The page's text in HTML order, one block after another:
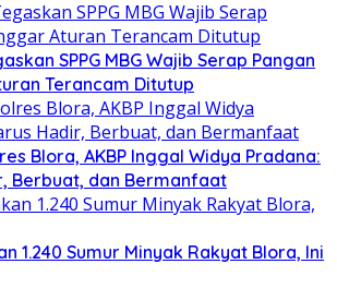
SPPG MBG Wajib Serap Pangan
Terancam Ditutup
Blora, AKBP Inggal Widya Pradana:
Berbuat, dan Bermanfaat
1.240 Sumur Minyak Rakyat Blora, Ini